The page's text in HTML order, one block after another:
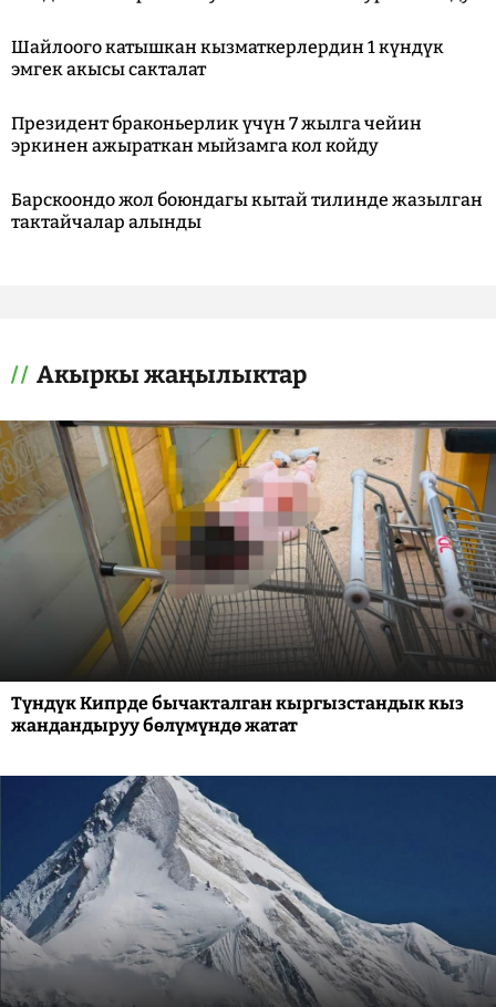
Шайлоого катышкан кызматкерлердин 1 күндүк
эмгек акысы сакталат
Президент браконьерлик үчүн 7 жылга чейин
эркинен ажыраткан мыйзамга кол койду
Барскоондо жол боюндагы кытай тилинде жазылган
тактайчалар алынды
Акыркы жаңылыктар
Түндүк Кипрде бычакталган кыргызстандык кыз
жандандыруу бөлүмүндө жатат